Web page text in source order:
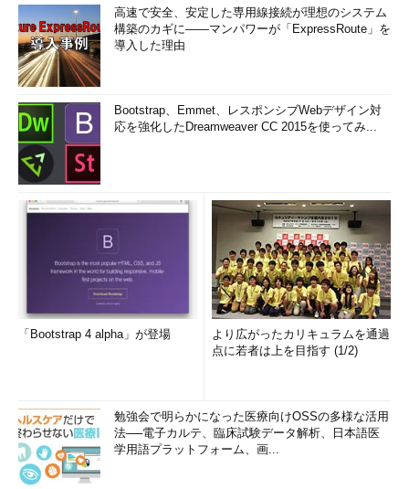
高速で安全、安定した専用線接続が理想のシステム
構築のカギに――マンパワーが「ExpressRoute」を
導入した理由
Bootstrap、Emmet、レスポンシブWebデザイン対
応を強化したDreamweaver CC 2015を使ってみ...
「Bootstrap 4 alpha」が登場
より広がったカリキュラムを通過
点に若者は上を目指す (1/2)
勉強会で明らかになった医療向けOSSの多様な活用
法──電子カルテ、臨床試験データ解析、日本語医
学用語プラットフォーム、画...